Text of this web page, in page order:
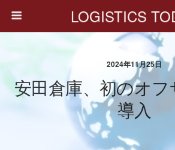
LOGISTICS
2024年11月25日
安田倉庫、初のオ
導入